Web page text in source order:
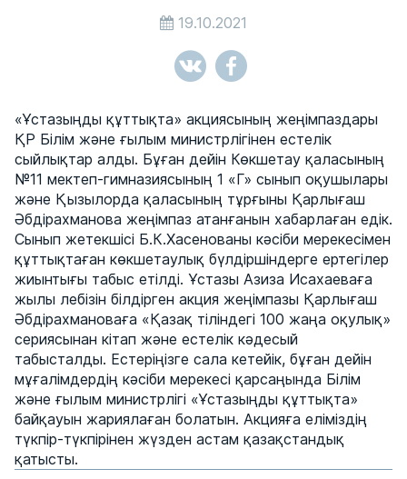
19.10.2021
«Ұстазыңды құттықта» акциясының жеңімпаздары
ҚР Білім және ғылым министрлігінен естелік
сыйлықтар алды. Бұған дейін Көкшетау қаласының
№11 мектеп-гимназиясының 1 «Г» сынып оқушылары
және Қызылорда қаласының тұрғыны Қарлығаш
Әбдірахманова жеңімпаз атанғанын хабарлаған едік.
Сынып жетекшісі Б.К.Хасенованы кәсіби мерекесімен
құттықтаған көкшетаулық бүлдіршіндерге ертегілер
жиынтығы табыс етілді. Ұстазы Азиза Исахаеваға
жылы лебізін білдірген акция жеңімпазы Қарлығаш
Әбдірахмановаға «Қазақ тіліндегі 100 жаңа оқулық»
сериясынан кітап және естелік кәдесый
табысталды. Естеріңізге сала кетейік, бұған дейін
мұғалімдердің кәсіби мерекесі қарсаңында Білім
және ғылым министрлігі «Ұстазыңды құттықта»
байқауын жариялаған болатын. Акцияға еліміздің
түкпір-түкпірінен жүзден астам қазақстандық
қатысты.